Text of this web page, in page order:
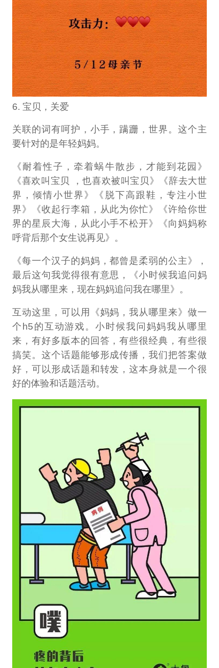
6. 宝贝，关爱
关联的词有呵护，小手，蹒跚，世界。这个主
要针对的是年轻妈妈。
《耐着性子，牵着蜗牛散步，才能到花园》
《喜欢叫宝贝 ，也喜欢被叫宝贝》《辞去大世
界，倾情小世界》《脱下高跟鞋，专注小世
界》《收起行李箱，从此为你忙》《许给你世
界的星辰大海，从此小手不松开》《向妈妈称
呼背后那个女生说再见》。
《每一个汉子的妈妈，都曾是柔弱的公主》，
最后这句我觉得很有意思，《小时候我追问妈
妈我从哪里来，现在妈妈追问我在哪里》。
互动这里，可以用《妈妈，我从哪里来》做一
个h5的互动游戏。小时候我问妈妈我从哪里
来，有好多版本的回答，有些很经典，有些很
搞笑。这个话题能够形成传播，我们把答案做
好，可以形成话题和转发，这本身就是一个很
好的体验和话题活动。